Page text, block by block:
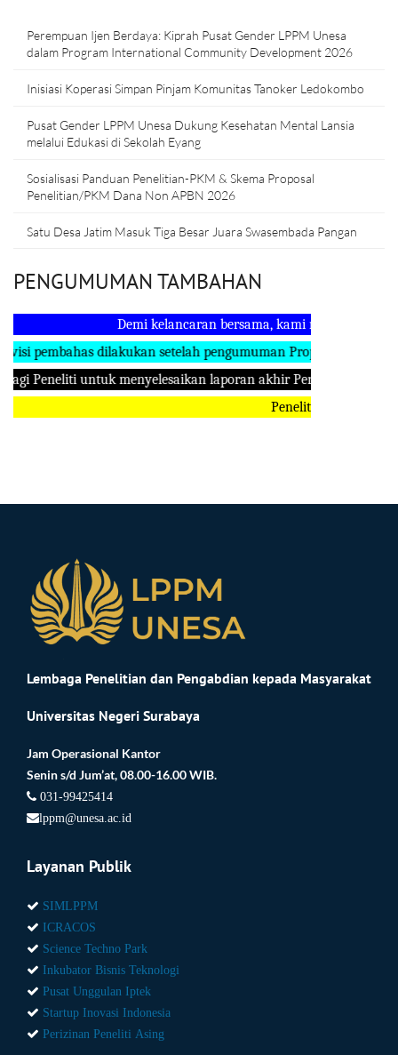
Perempuan Ijen Berdaya: Kiprah Pusat Gender LPPM Unesa
dalam Program International Community Development 2026
Inisiasi Koperasi Simpan Pinjam Komunitas Tanoker Ledokombo
Pusat Gender LPPM Unesa Dukung Kesehatan Mental Lansia
melalui Edukasi di Sekolah Eyang
Sosialisasi Panduan Penelitian-PKM & Skema Proposal
Penelitian/PKM Dana Non APBN 2026
Satu Desa Jatim Masuk Tiga Besar Juara Swasembada Pangan
PENGUMUMAN TAMBAHAN
Demi kelancaran bersama, kami mohon kehadiran
dilakukan setelah pengumuman Proposal Penelitian dan
untuk menyelesaikan laporan akhir Penelitian maupun
Peneliti yang tidak berhasil
Lembaga Penelitian dan Pengabdian kepada Masyarakat
Universitas Negeri Surabaya
Jam Operasional Kantor
Senin s/d Jum’at, 08.00-16.00 WIB.
031-99425414
lppm@unesa.ac.id
Layanan Publik
SIMLPPM
ICRACOS
Science Techno Park
Inkubator Bisnis Teknologi
Pusat Unggulan Iptek
Startup Inovasi Indonesia
Perizinan Peneliti Asing